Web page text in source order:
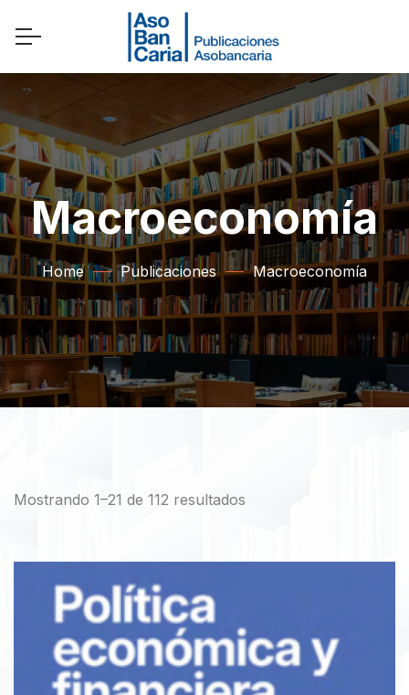
Macroeconomía
Home Publicaciones Macroeconomía
Mostrando 1–21 de 112 resultados